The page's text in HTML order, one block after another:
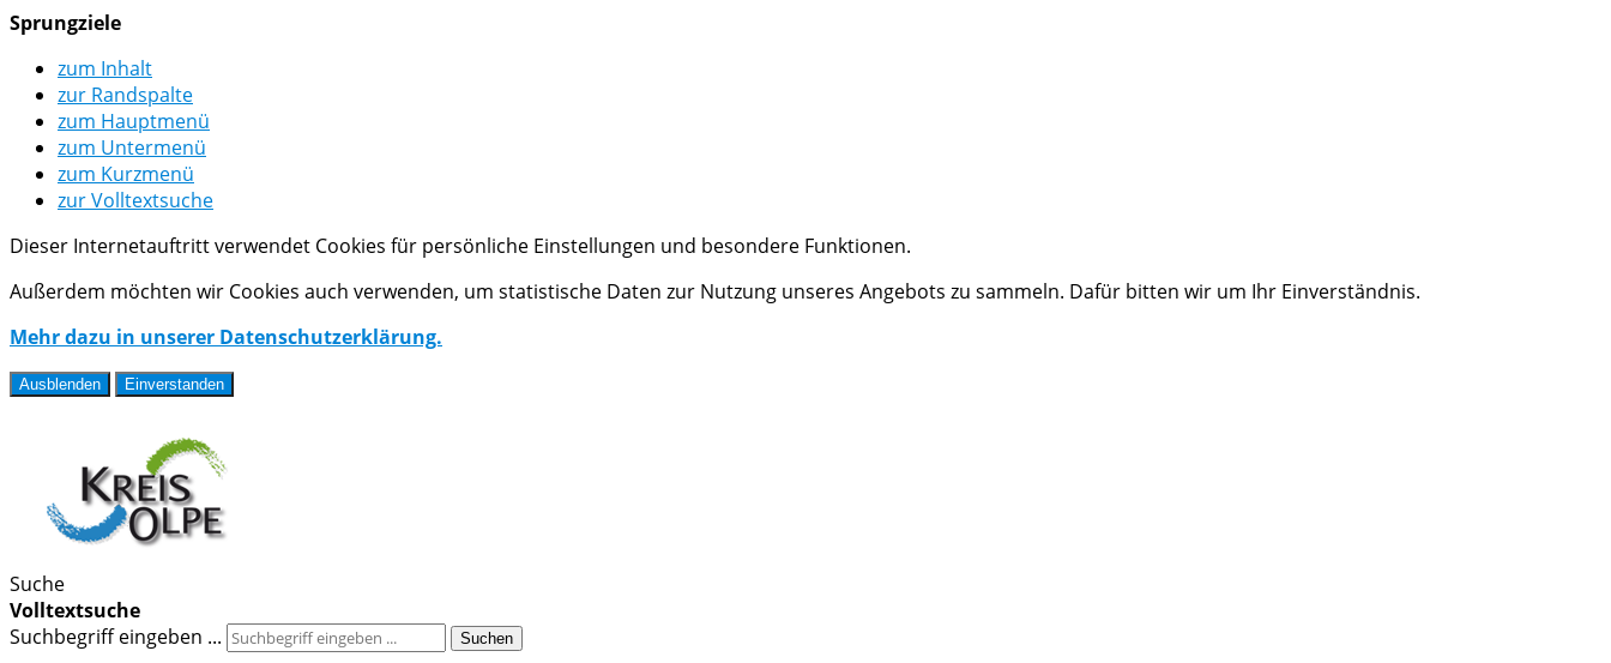
Sprungziele
zum Inhalt
zur Randspalte
zum Hauptmenü
zum Untermenü
zum Kurzmenü
zur Volltextsuche
Dieser Internetauftritt verwendet Cookies für persönliche Einstellungen und besondere Funktionen.
Außerdem möchten wir Cookies auch verwenden, um statistische Daten zur Nutzung unseres Angebots zu sammeln. Dafür bitten wir um Ihr Einverständnis.
Mehr dazu in unserer Datenschutzerklärung.
Ausblenden Einverstanden
Suche
Volltextsuche
Suchbegriff eingeben ...
Suchen